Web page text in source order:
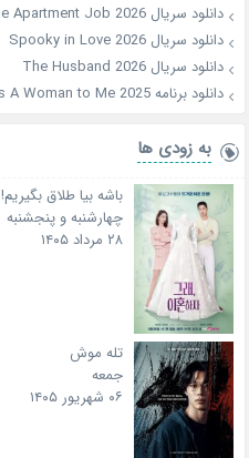
دانلود سریال The Apartment Job 2026
دانلود سریال Spooky in Love 2026
دانلود سریال The Husband 2026
دانلود برنامه Noona is A Woman to Me 2025
به زودی ها
باشه بیا طلاق بگیریم!
چهارشنبه و پنجشنبه
۲۸ مرداد ۱۴۰۵
تله موش
جمعه
۰۶ شهریور ۱۴۰۵